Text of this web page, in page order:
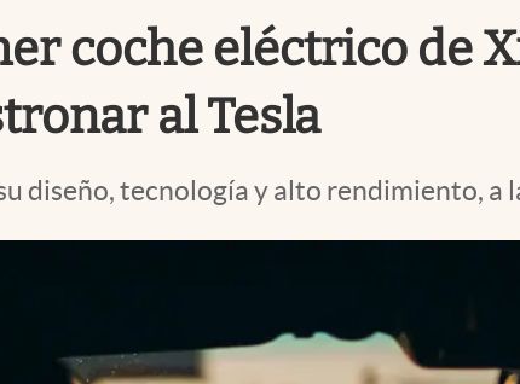
coche eléctrico de
al Tesla
diseño, tecnología y alto rendimiento,